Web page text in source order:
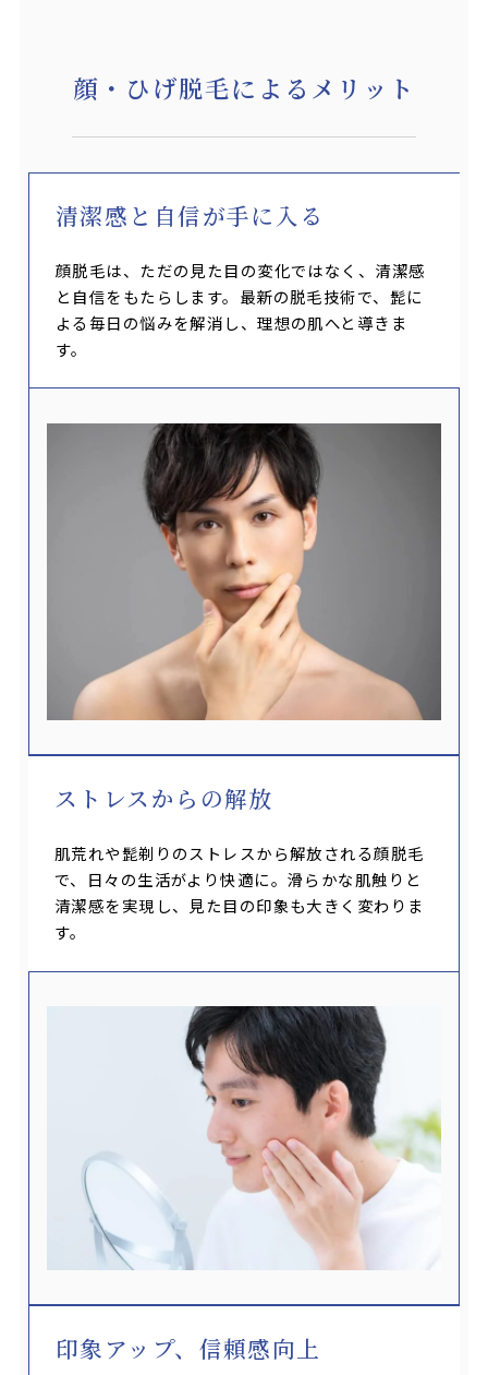
顔・ひげ脱毛によるメリット
清潔感と自信が手に入る
顔脱毛は、ただの見た目の変化ではなく、清潔感
と自信をもたらします。最新の脱毛技術で、髭に
よる毎日の悩みを解消し、理想の肌へと導きま
す。
ストレスからの解放
肌荒れや髭剃りのストレスから解放される顔脱毛
で、日々の生活がより快適に。滑らかな肌触りと
清潔感を実現し、見た目の印象も大きく変わりま
す。
印象アップ、信頼感向上